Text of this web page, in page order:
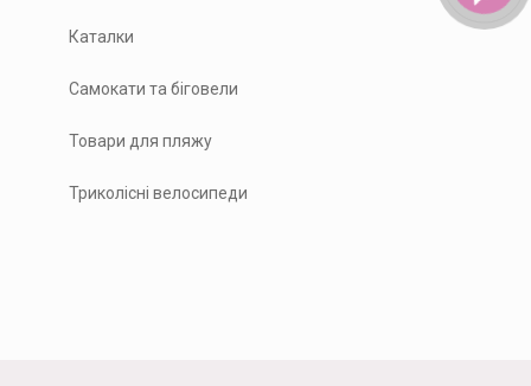
Каталки
Самокати та біговели
Товари для пляжу
Триколісні велосипеди